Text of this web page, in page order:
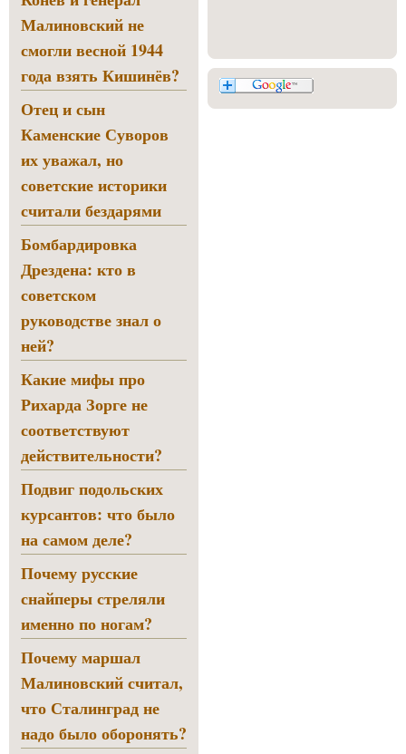
Малиновский не
смогли весной 1944
года взять Кишинёв?
Отец и сын
Каменские Суворов
их уважал, но
советские историки
считали бездарями
Бомбардировка
Дрездена: кто в
советском
руководстве знал о
ней?
Какие мифы про
Рихарда Зорге не
соответствуют
действительности?
Подвиг подольских
курсантов: что было
на самом деле?
Почему русские
снайперы стреляли
именно по ногам?
Почему маршал
Малиновский считал,
что Сталинград не
надо было оборонять?